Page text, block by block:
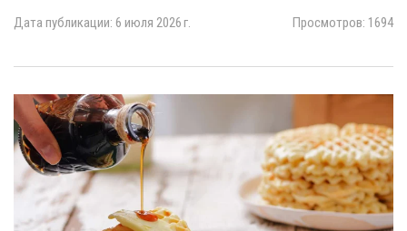
Дата публикации: 6 июля 2026 г. Просмотров: 1694